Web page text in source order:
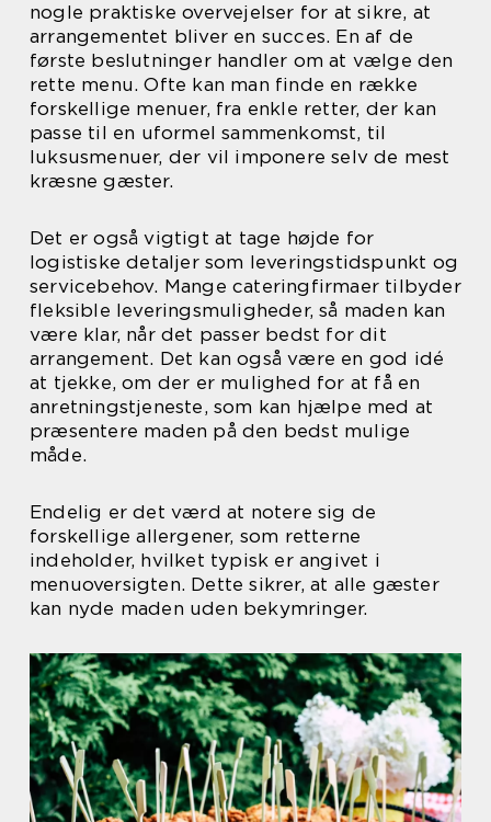
nogle praktiske overvejelser for at sikre, at
arrangementet bliver en succes. En af de
første beslutninger handler om at vælge den
rette menu. Ofte kan man finde en række
forskellige menuer, fra enkle retter, der kan
passe til en uformel sammenkomst, til
luksusmenuer, der vil imponere selv de mest
kræsne gæster.
Det er også vigtigt at tage højde for
logistiske detaljer som leveringstidspunkt og
servicebehov. Mange cateringfirmaer tilbyder
fleksible leveringsmuligheder, så maden kan
være klar, når det passer bedst for dit
arrangement. Det kan også være en god idé
at tjekke, om der er mulighed for at få en
anretningstjeneste, som kan hjælpe med at
præsentere maden på den bedst mulige
måde.
Endelig er det værd at notere sig de
forskellige allergener, som retterne
indeholder, hvilket typisk er angivet i
menuoversigten. Dette sikrer, at alle gæster
kan nyde maden uden bekymringer.